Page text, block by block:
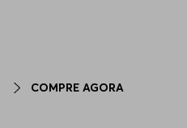
COMPRE AGORA